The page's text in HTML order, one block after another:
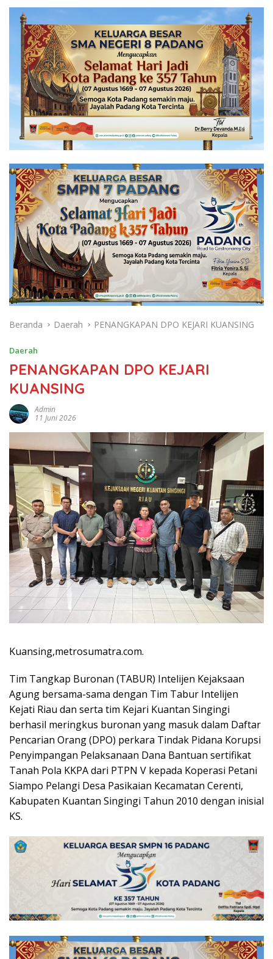
Beranda Daerah PENANGKAPAN DPO KEJARI KUANSING
Daerah
PENANGKAPAN DPO KEJARI
KUANSING
Admin
11 Juni 2026
Kuansing,metrosumatra.com.
Tim Tangkap Buronan (TABUR) Intelijen Kejaksaan
Agung bersama-sama dengan Tim Tabur Intelijen
Kejati Riau dan serta tim Kejari Kuantan Singingi
berhasil meringkus buronan yang masuk dalam Daftar
Pencarian Orang (DPO) perkara Tindak Pidana Korupsi
Penyimpangan Pelaksanaan Dana Bantuan sertifikat
Tanah Pola KKPA dari PTPN V kepada Koperasi Petani
Siampo Pelangi Desa Pasikaian Kecamatan Cerenti,
Kabupaten Kuantan Singingi Tahun 2010 dengan inisial
KS.